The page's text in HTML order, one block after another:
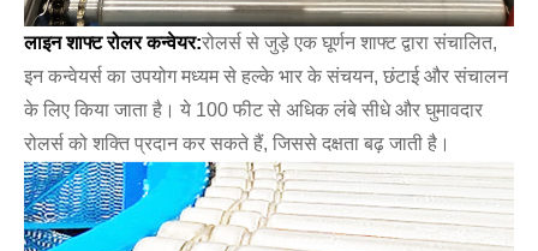
लाइन शाफ्ट रोलर कन्वेयर:रोलर्स से जुड़े एक घूर्णन शाफ्ट द्वारा संचालित,
इन कन्वेयर्स का उपयोग मध्यम से हल्के भार के संचयन, छंटाई और संचालन
के लिए किया जाता है। ये 100 फीट से अधिक लंबे सीधे और घुमावदार
रोलर्स को शक्ति प्रदान कर सकते हैं, जिससे दक्षता बढ़ जाती है।